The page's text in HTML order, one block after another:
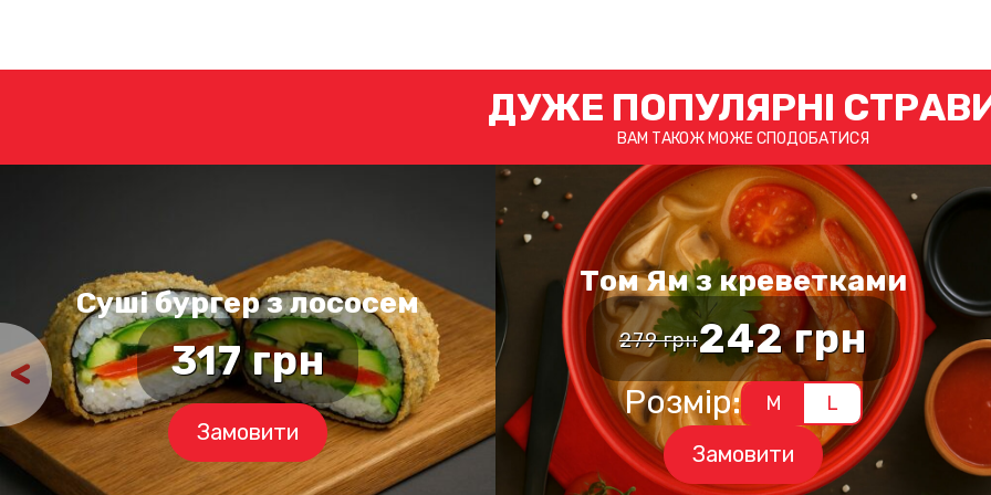
ДУЖЕ ПОПУЛЯРНІ
ВАМ ТАКОЖ МОЖЕ СПОДОБАТИСЯ
Суші бургер з лососем
317грн
Замовити
Том Ям з креветками
279грн
Оригінальна
ціна:
279 грн.
242грн
Поточна
ціна:
242 грн.
Розмір: M L
Замовити
Цей
товар
кілька
варіантів.